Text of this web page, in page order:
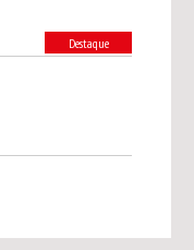
Destaque